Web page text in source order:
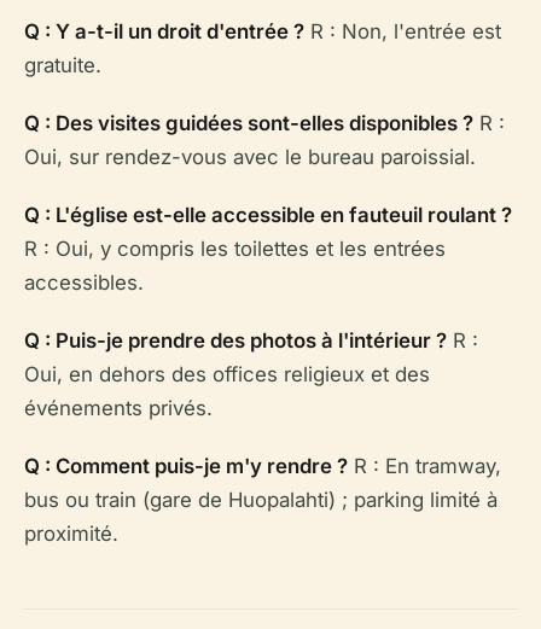
Q : Y a-t-il un droit d'entrée ? R : Non, l'entrée est
gratuite.
Q : Des visites guidées sont-elles disponibles ? R :
Oui, sur rendez-vous avec le bureau paroissial.
Q : L'église est-elle accessible en fauteuil roulant ?
R : Oui, y compris les toilettes et les entrées
accessibles.
Q : Puis-je prendre des photos à l'intérieur ? R :
Oui, en dehors des offices religieux et des
événements privés.
Q : Comment puis-je m'y rendre ? R : En tramway,
bus ou train (gare de Huopalahti) ; parking limité à
proximité.